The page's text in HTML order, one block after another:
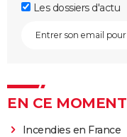
Les dossiers d'actu
EN CE MOMENT
Incendies en France